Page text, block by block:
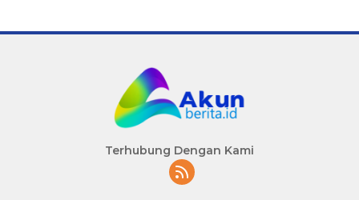
Terhubung Dengan Kami